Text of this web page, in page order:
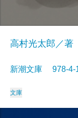
高村光太郎／著
新潮文庫 978-
文庫